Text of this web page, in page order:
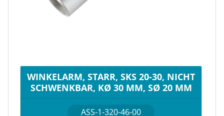
WINKELARM, STARR, SKS 20-30, NICHT
SCHWENKBAR, KØ 30 MM, SØ 20 MM
ASS-1-320-46-00